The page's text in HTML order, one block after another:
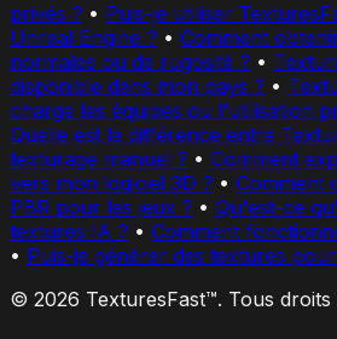
privés ? • Puis-je utiliser
Unreal Engine ? • Comment
normales ou de rugosité ? •
disponible dans mon pays ? •
charge les équipes ou l'utilisation
Quelle est la différence entre
texturage manuel ? • Comment
vers mon logiciel 3D ? • Comment
PBR pour les jeux ? • Qu'est-ce
textures IA ? • Comment
• Puis-je générer des textures
© 2026 TexturesFast™. Tous droits